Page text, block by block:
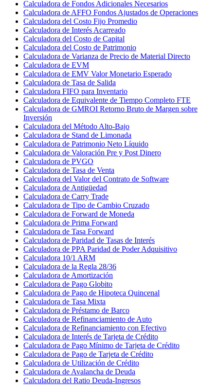
Calculadora de Fondos Adicionales Necesarios
Calculadora de AFFO Fondos Ajustados de Operaciones
Calculadora del Costo Fijo Promedio
Calculadora de Interés Acarreado
Calculadora del Costo de Capital
Calculadora del Costo de Patrimonio
Calculadora de Varianza de Precio de Material Directo
Calculadora de EVM
Calculadora de EMV Valor Monetario Esperado
Calculadora de Tasa de Salida
Calculadora FIFO para Inventario
Calculadora de Equivalente de Tiempo Completo FTE
Calculadora de GMROI Retorno Bruto de Margen sobre
Inversión
Calculadora del Método Alto-Bajo
Calculadora de Stand de Limonada
Calculadora de Patrimonio Neto Líquido
Calculadora de Valoración Pre y Post Dinero
Calculadora de PVGO
Calculadora de Tasa de Venta
Calculadora del Valor del Contrato de Software
Calculadora de Antigüedad
Calculadora de Carry Trade
Calculadora de Tipo de Cambio Cruzado
Calculadora de Forward de Moneda
Calculadora de Prima Forward
Calculadora de Tasa Forward
Calculadora de Paridad de Tasas de Interés
Calculadora de PPA Paridad de Poder Adquisitivo
Calculadora 10/1 ARM
Calculadora de la Regla 28/36
Calculadora de Amortización
Calculadora de Pago Globito
Calculadora de Pago de Hipoteca Quincenal
Calculadora de Tasa Mixta
Calculadora de Préstamo de Barco
Calculadora de Refinanciamiento de Auto
Calculadora de Refinanciamiento con Efectivo
Calculadora de Interés de Tarjeta de Crédito
Calculadora de Pago Mínimo de Tarjeta de Crédito
Calculadora de Pago de Tarjeta de Crédito
Calculadora de Utilización de Crédito
Calculadora de Avalancha de Deuda
Calculadora del Ratio Deuda-Ingresos